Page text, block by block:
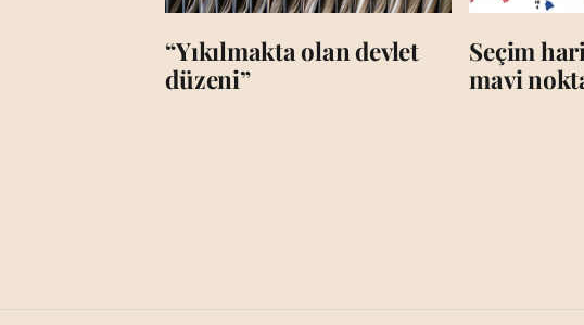
“Yıkılmakta olan devlet
düzeni”
Seçim
mavi